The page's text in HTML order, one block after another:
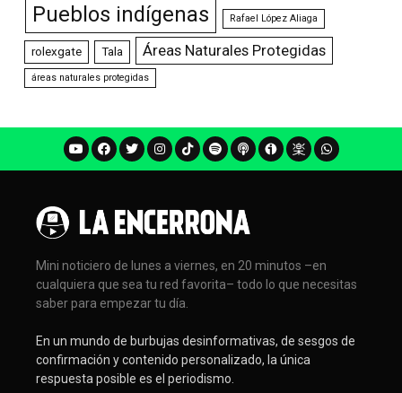
Pueblos indígenas Rafael López Aliaga
rolexgate Tala Áreas Naturales Protegidas
áreas naturales protegidas
Mini noticiero de lunes a viernes, en 20 minutos –en
cualquiera que sea tu red favorita– todo lo que necesitas
saber para empezar tu día.
En un mundo de burbujas desinformativas, de sesgos de
confirmación y contenido personalizado, la única
respuesta posible es el periodismo.